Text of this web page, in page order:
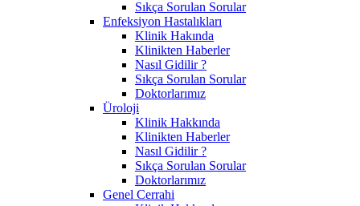
Sıkça Sorulan Sorular
Enfeksiyon Hastalıkları
Klinik Hakında
Klinikten Haberler
Nasıl Gidilir ?
Sıkça Sorulan Sorular
Doktorlarımız
Üroloji
Klinik Hakkında
Klinikten Haberler
Nasıl Gidilir ?
Sıkça Sorulan Sorular
Doktorlarımız
Genel Cerrahi